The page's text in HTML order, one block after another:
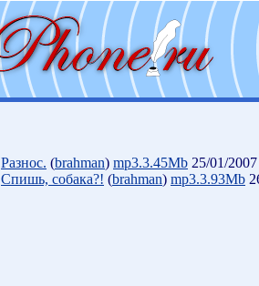
Разнос. (brahman) mp3.3.45Mb 25/01/
Спишь, собака?! (brahman) mp3.3.93Mb